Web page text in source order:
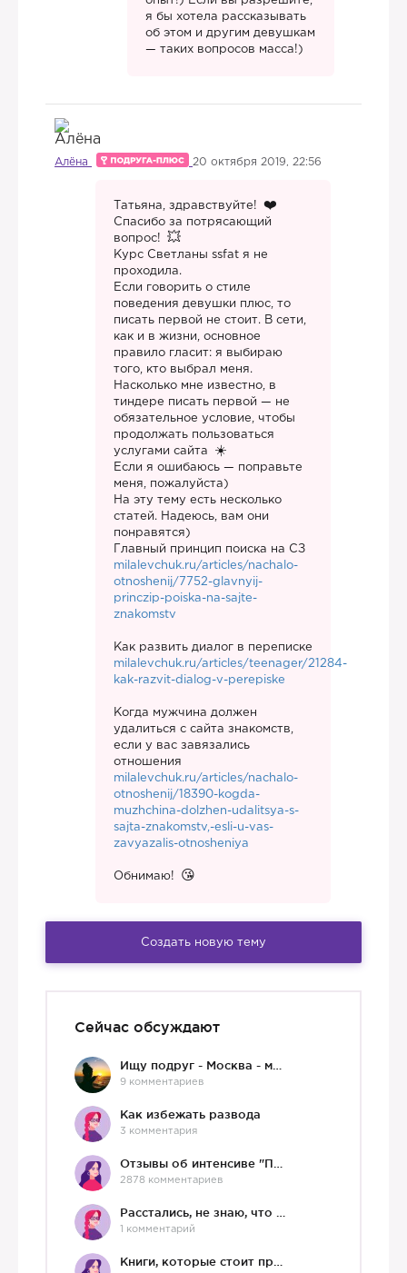
я бы хотела рассказывать
об этом и другим девушкам
— таких вопросов масса!)
Алёна 20 октября 2019, 22:56
Татьяна, здравствуйте!
Спасибо за потрясающий
вопрос!
Курс Светланы ssfat я не
проходила.
Если говорить о стиле
поведения девушки плюс, то
писать первой не стоит. В сети,
как и в жизни, основное
правило гласит: я выбираю
того, кто выбрал меня.
Насколько мне известно, в
тиндере писать первой — не
обязательное условие, чтобы
продолжать пользоваться
услугами сайта
Если я ошибаюсь — поправьте
меня, пожалуйста)
На эту тему есть несколько
статей. Надеюсь, вам они
понравятся)
Главный принцип поиска на СЗ
milalevchuk.ru/articles/nachalo-
otnoshenij/7752-glavnyij-
princzip-poiska-na-sajte-
znakomstv
Как развить диалог в переписке
milalevchuk.ru/articles/teenager/21284-
kak-razvit-dialog-v-perepiske
Когда мужчина должен
удалиться с сайта знакомств,
если у вас завязались
отношения
milalevchuk.ru/articles/nachalo-
otnoshenij/18390-kogda-
muzhchina-dolzhen-udalitsya-s-
sajta-znakomstv,-esli-u-vas-
zavyazalis-otnosheniya
Обнимаю!
Создать новую тему
Сейчас обсуждают
9 комментариев
Как избежать развода
3 комментария
2878 комментариев
1 комментарий